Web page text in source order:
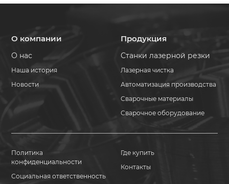
О компании
О нас
Наша история
Новости
Продукция
Станки лазерной резки
Лазерная чистка
Автоматизация производства
Сварочные материалы
Сварочное оборудование
Политика
конфиденциальности
Социальная ответственность
Где купить
Контакты